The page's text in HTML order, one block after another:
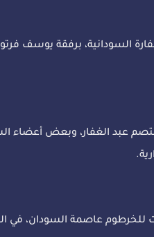
السودانية، برفقة
عبد الغفار، وبعض أعضاء
للخرطوم عاصمة السودان،